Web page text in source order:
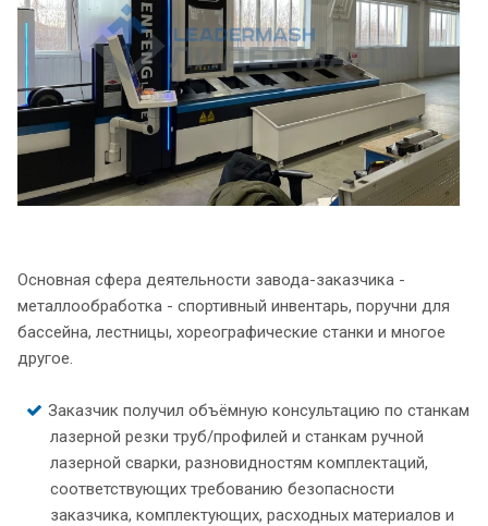
Основная сфера деятельности завода-заказчика -
металлообработка - спортивный инвентарь, поручни для
бассейна, лестницы, хореографические станки и многое
другое.
Заказчик получил объёмную консультацию по станкам
лазерной резки труб/профилей и станкам ручной
лазерной сварки, разновидностям комплектаций,
соответствующих требованию безопасности
заказчика, комплектующих, расходных материалов и